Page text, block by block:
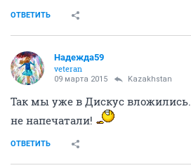
ОТВЕТИТЬ
Надежда59
veteran
09 марта 2015 Kazakhstan
Так мы уже в Дискус
не напечатали!
ОТВЕТИТЬ